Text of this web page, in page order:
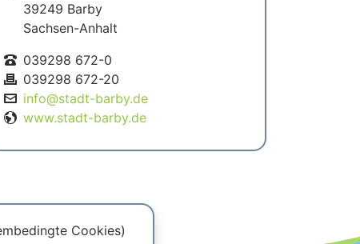
Cookies)
39249 Barby
Sachsen-Anhalt
039298 672-0
039298 672-20
info@stadt-barby.de
www.stadt-barby.de